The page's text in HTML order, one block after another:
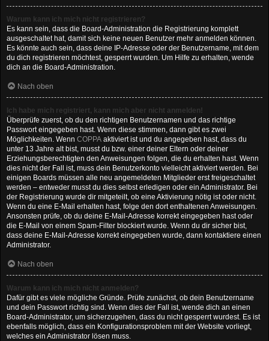
Warum kann ich mich nicht registrieren?
Es kann sein, dass die Board-Administration die Registrierung komplett
ausgeschaltet hat, damit sich keine neuen Benutzer mehr anmelden können.
Es könnte auch sein, dass deine IP-Adresse oder der Benutzername, mit dem
du dich registrieren möchtest, gesperrt wurden. Um Hilfe zu erhalten, wende
dich an die Board-Administration.
Nach oben
Ich habe mich registriert, kann mich aber nicht anmelden!
Überprüfe zuerst, ob du den richtigen Benutzernamen und das richtige
Passwort eingegeben hast. Wenn diese stimmen, dann gibt es zwei
Möglichkeiten. Wenn COPPA aktiviert ist und du angegeben hast, dass du
unter 13 Jahre alt bist, musst du bzw. einer deiner Eltern oder deiner
Erziehungsberechtigten den Anweisungen folgen, die du erhalten hast. Wenn
dies nicht der Fall ist, muss dein Benutzerkonto vielleicht aktiviert werden. Bei
einigen Boards müssen alle neu angemeldeten Mitglieder erst freigeschaltet
werden – entweder musst du dies selbst erledigen oder ein Administrator. Bei
der Registrierung wurde dir mitgeteilt, ob eine Aktivierung nötig ist oder nicht.
Wenn du eine E-Mail erhalten hast, folge den dort enthaltenen Anweisungen.
Ansonsten prüfe, ob du deine E-Mail-Adresse korrekt eingegeben hast oder
die E-Mail von einem Spam-Filter blockiert wurde. Wenn du dir sicher bist,
dass deine E-Mail-Adresse korrekt eingegeben wurde, dann kontaktiere einen
Administrator.
Nach oben
Warum kann ich mich nicht anmelden?
Dafür gibt es viele mögliche Gründe. Prüfe zunächst, ob dein Benutzername
und dein Passwort richtig sind. Wenn dies der Fall ist, wende dich an einen
Board-Administrator, um sicherzugehen, dass du nicht gesperrt wurdest. Es ist
ebenfalls möglich, dass ein Konfigurationsproblem mit der Website vorliegt,
welches ein Administrator lösen muss.